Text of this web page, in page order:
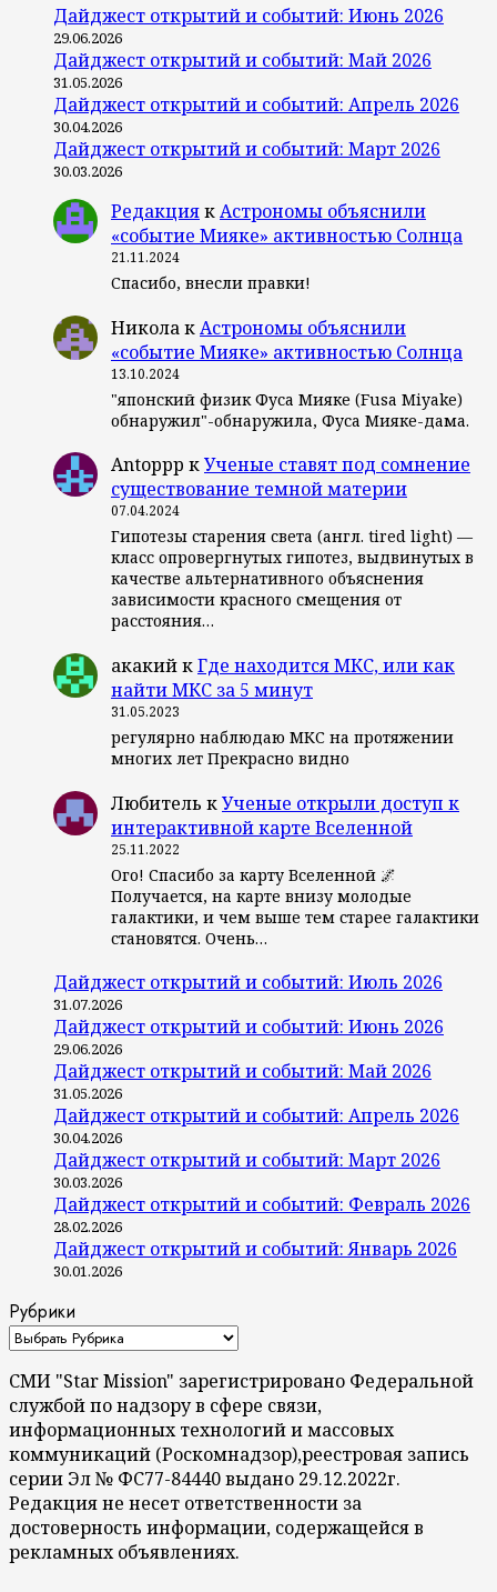
Дайджест открытий и событий: Июнь 2026
29.06.2026
Дайджест открытий и событий: Май 2026
31.05.2026
Дайджест открытий и событий: Апрель 2026
30.04.2026
Дайджест открытий и событий: Март 2026
30.03.2026
РедакциякАстрономы объяснили
«событие Мияке» активностью Солнца
21.11.2024
Спасибо, внесли правки!
НиколакАстрономы объяснили
«событие Мияке» активностью Солнца
13.10.2024
"японский физик Фуса Мияке (Fusa Miyake)
обнаружил"-обнаружила, Фуса Мияке-дама.
Antoppp кУченые ставят под сомнение
существование темной материи
07.04.2024
Гипотезы старения света (англ. tired light) —
класс опровергнутых гипотез, выдвинутых в
качестве альтернативного объяснения
зависимости красного смещения от
расстояния…
акакийкГде находится МКС, или как
найти МКС за 5 минут
31.05.2023
регулярно наблюдаю МКС на протяжении
многих лет Прекрасно видно
Любитель кУченые открыли доступ к
интерактивной карте Вселенной
25.11.2022
Ого! Спасибо за карту Вселенной 🌌
Получается, на карте внизу молодые
галактики, и чем выше тем старее галактики
становятся. Очень…
Дайджест открытий и событий: Июль 2026
31.07.2026
Дайджест открытий и событий: Июнь 2026
29.06.2026
Дайджест открытий и событий: Май 2026
31.05.2026
Дайджест открытий и событий: Апрель 2026
30.04.2026
Дайджест открытий и событий: Март 2026
30.03.2026
Дайджест открытий и событий: Февраль 2026
28.02.2026
Дайджест открытий и событий: Январь 2026
30.01.2026
Рубрики
СМИ "Star Mission" зарегистрировано Федеральной
службой по надзору в сфере связи,
информационных технологий и массовых
коммуникаций (Роскомнадзор),реестровая запись
серии Эл № ФС77-84440 выдано 29.12.2022г.
Редакция не несет ответственности за
достоверность информации, содержащейся в
рекламных объявлениях.